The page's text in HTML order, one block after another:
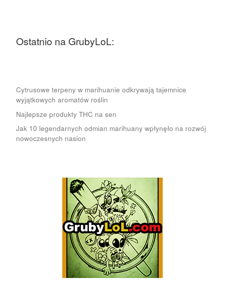
Ostatnio na GrubyLoL:
Cytrusowe terpeny w marihuanie odkrywają tajemnice
wyjątkowych aromatów roślin
Najlepsze produkty THC na sen
Jak 10 legendarnych odmian marihuany wpłynęło na rozwój
nowoczesnych nasion